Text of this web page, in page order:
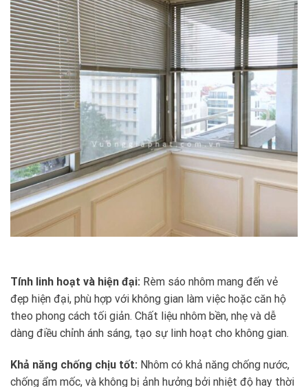
Tính linh hoạt và hiện đại: Rèm sáo nhôm mang đến vẻ
đẹp hiện đại, phù hợp với không gian làm việc hoặc căn hộ
theo phong cách tối giản. Chất liệu nhôm bền, nhẹ và dễ
dàng điều chỉnh ánh sáng, tạo sự linh hoạt cho không gian.
Khả năng chống chịu tốt: Nhôm có khả năng chống nước,
chống ẩm mốc, và không bị ảnh hưởng bởi nhiệt độ hay thời